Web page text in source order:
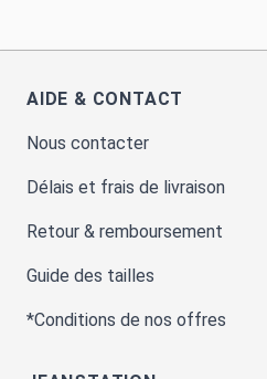
AIDE & CONTACT
Nous contacter
Délais et frais de livraison
Retour & remboursement
Guide des tailles
*Conditions de nos offres